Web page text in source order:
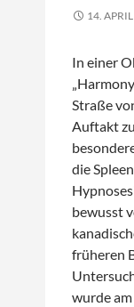
14.
In einer
Straße
Auftakt
die
bewusst
früheren
wurde